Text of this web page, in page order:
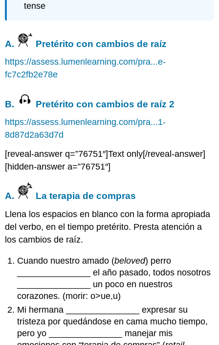
tense
A. Pretérito con cambios de raíz
https://assess.lumenlearning.com/pra...e-
fc7c2fb2e78e
B. Pretérito con cambios de raíz 2
https://assess.lumenlearning.com/pra...1-
8d87d2a63d7d
[reveal-answer q=”76751″]Text only[/reveal-answer]
[hidden-answer a=”76751″]
A. La terapia de compras
Llena los espacios en blanco con la forma apropiada
del verbo, en el tiempo pretérito. Presta atención a
los cambios de raíz.
Cuando nuestro amado (beloved) perro
_______________ el año pasado, todos nosotros
_______________ un poco en nuestros
corazones. (morir: o>ue,u)
Mi hermana _______________ expresar su
tristeza por quedándose en cama mucho tiempo,
pero yo _______________ manejar mis